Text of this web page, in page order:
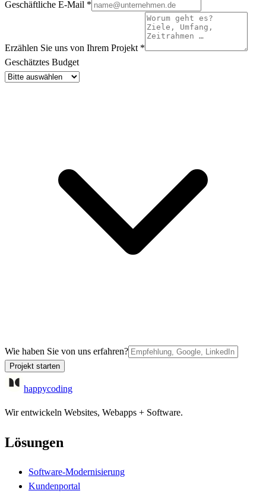
Geschäftliche E-Mail *
Erzählen Sie uns von Ihrem Projekt *
Geschätztes Budget
Wie haben Sie von uns erfahren?
Projekt starten
happycoding
Wir entwickeln Websites, Webapps + Software.
Lösungen
Software-Modernisierung
Kundenportal